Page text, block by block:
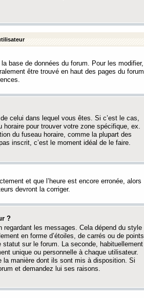
base de données du forum. Pour les modifier,
être trouvé en haut des pages du
celui dans lequel vous êtes. Si c’est le cas,
pour trouver votre zone spécifique, ex.
du fuseau horaire, comme la plupart des
inscrit, c’est le moment idéal de le faire.
et que l’heure est encore erronée, alors
devront la corriger.
?
regardant les messages. Cela dépend du style
en forme d’étoiles, de carrés ou de
sur le forum. La seconde, habituellement
unique ou personnelle à chaque utilisateur.
la manière dont ils sont mis à disposition. Si
et demandez lui ses raisons.